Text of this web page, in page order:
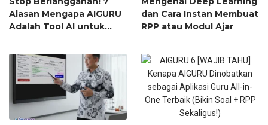
Alasan Mengapa AIGURU
Adalah Tool AI untuk
(Bayar 79 Ribu, Untung
Seumur Hidup)
dan Cara Instan Membuat
RPP atau Modul Ajar